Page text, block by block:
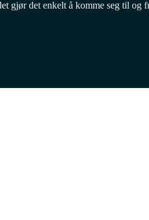
gjør det enkelt å komme seg til og